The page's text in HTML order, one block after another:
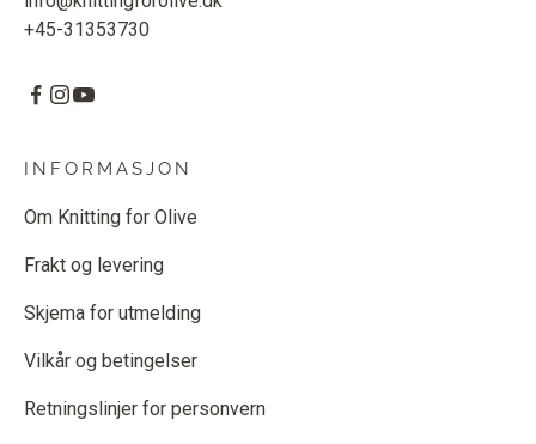
+45-31353730
INFORMASJON
Om Knitting for Olive
Frakt og levering
Skjema for utmelding
Vilkår og betingelser
Retningslinjer for personvern